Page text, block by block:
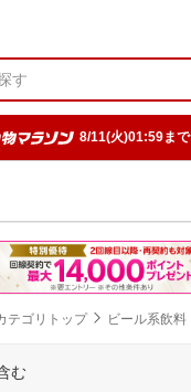
8/11(火)01:59まで
テゴリトップ ビール系飲料
む